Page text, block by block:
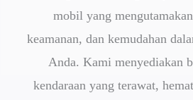
mobil yang
keamanan, dan kemudahan
Anda. Kami menyediakan
kendaraan yang terawat,